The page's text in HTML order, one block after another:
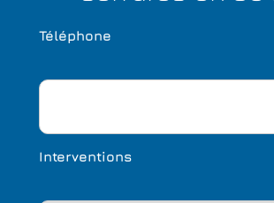
Téléphone
Interventions